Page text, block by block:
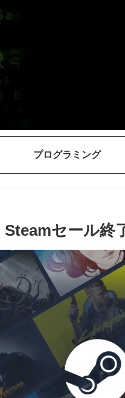
プログラミング
Steamセール